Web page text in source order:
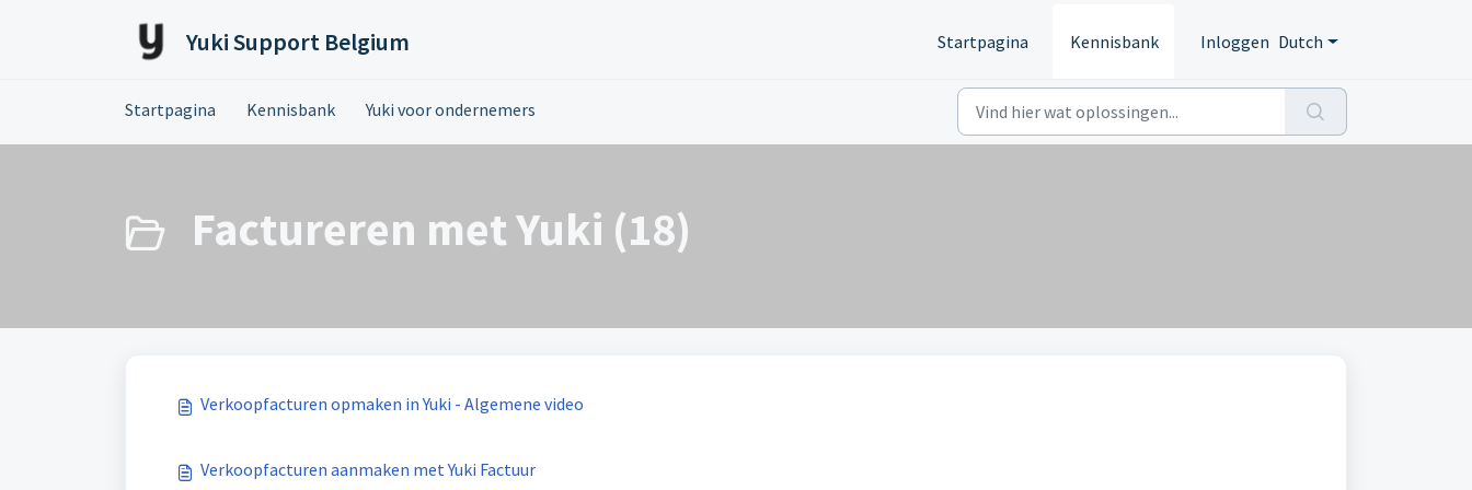
Yuki Support Belgium Startpagina Kennisbank Inloggen Dutch
Startpagina Kennisbank Yuki voor ondernemers
Factureren met Yuki (18)
Verkoopfacturen opmaken in Yuki - Algemene video
Verkoopfacturen aanmaken met Yuki Factuur